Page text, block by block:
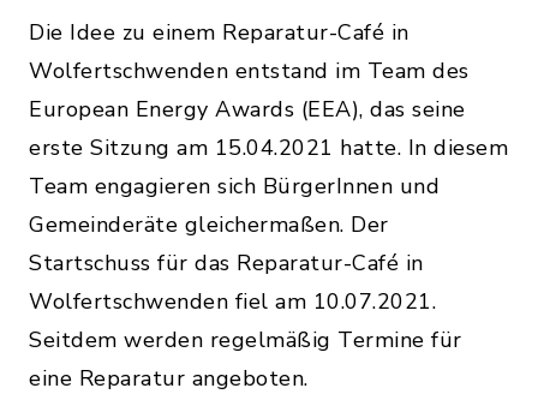
Die Idee zu einem Reparatur-Café in
Wolfertschwenden entstand im Team des
European Energy Awards (EEA), das seine
erste Sitzung am 15.04.2021 hatte. In diesem
Team engagieren sich BürgerInnen und
Gemeinderäte gleichermaßen. Der
Startschuss für das Reparatur-Café in
Wolfertschwenden fiel am 10.07.2021.
Seitdem werden regelmäßig Termine für
eine Reparatur angeboten.